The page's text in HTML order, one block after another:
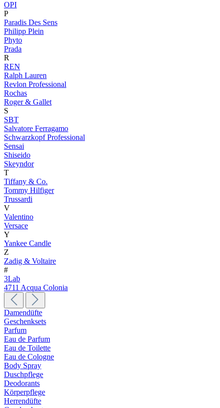
OPI
P
Paradis Des Sens
Philipp Plein
Phyto
Prada
R
REN
Ralph Lauren
Revlon Professional
Rochas
Roger & Gallet
S
SBT
Salvatore Ferragamo
Schwarzkopf Professional
Sensai
Shiseido
Skeyndor
T
Tiffany & Co.
Tommy Hilfiger
Trussardi
V
Valentino
Versace
Y
Yankee Candle
Z
Zadig & Voltaire
#
3Lab
4711 Acqua Colonia
Damendüfte
Geschenksets
Parfum
Eau de Parfum
Eau de Toilette
Eau de Cologne
Body Spray
Duschpflege
Deodorants
Körperpflege
Herrendüfte